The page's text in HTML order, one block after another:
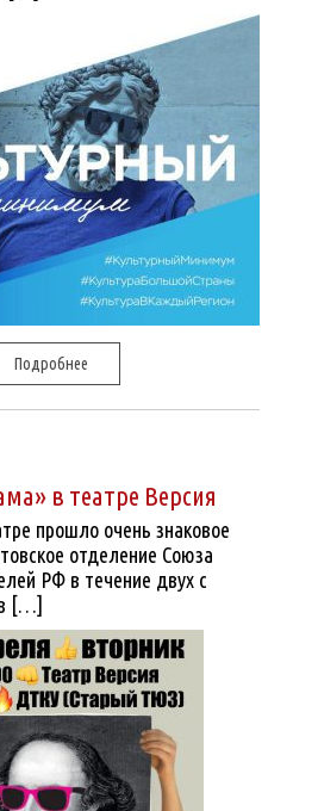
Подробнее
в театре Версия
прошло очень знаковое
отделение Союза
РФ в течение двух с
[…]